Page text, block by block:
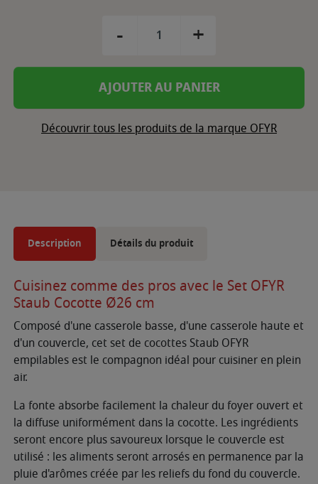
- +
AJOUTER AU PANIER
Découvrir tous les produits de la marque OFYR
Description Détails du produit
Cuisinez comme des pros avec le Set OFYR
Staub Cocotte Ø26 cm
Composé d'une casserole basse, d'une casserole haute et
d'un couvercle, cet set de cocottes Staub OFYR
empilables est le compagnon idéal pour cuisiner en plein
air.
La fonte absorbe facilement la chaleur du foyer ouvert et
la diffuse uniformément dans la cocotte. Les ingrédients
seront encore plus savoureux lorsque le couvercle est
utilisé : les aliments seront arrosés en permanence par la
pluie d'arômes créée par les reliefs du fond du couvercle.